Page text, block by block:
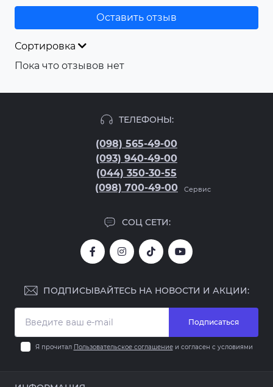
Оставить отзыв
Сортировка
Пока что отзывов нет
ТЕЛЕФОНЫ:
(098) 565-49-00
(093) 940-49-00
(044) 350-30-55
(098) 700-49-00
Сервис
СОЦ СЕТИ:
ПОДПИСЫВАЙТЕСЬ НА НОВОСТИ И АКЦИИ:
Подписаться
Я прочитал Пользовательское соглашениеи согласен с условиями